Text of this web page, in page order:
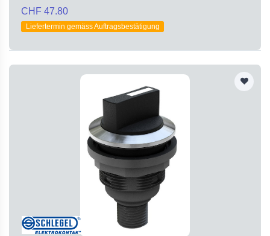
CHF 47.80
Liefertermin gemäss Auftragsbestätigung